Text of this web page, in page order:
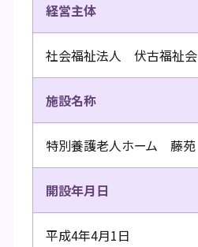
経営主体
社会福祉法人 伏古福祉会
施設名称
特別養護老人ホーム 藤苑
開設年月日
平成4年4月1日